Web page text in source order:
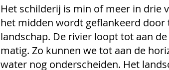
Het schilderij is min of meer in drie
het midden wordt geflankeerd
landschap. De rivier loopt tot aan
matig. Zo kunnen we tot aan de
water nog onderscheiden. Het